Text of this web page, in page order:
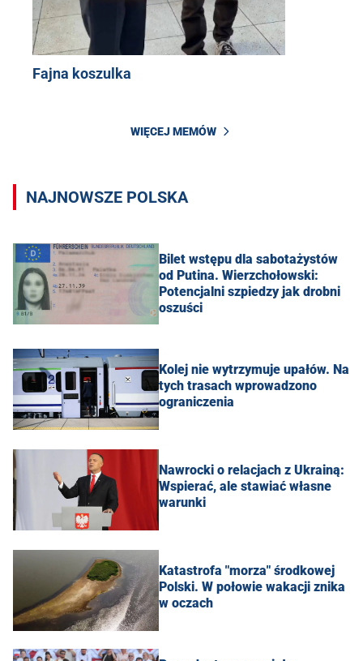
Fajna koszulka
WIĘCEJ MEMÓW
NAJNOWSZE POLSKA
Bilet wstępu dla sabotażystów
od Putina. Wierzchołowski:
Potencjalni szpiedzy jak drobni
oszuści
Kolej nie wytrzymuje upałów. Na
tych trasach wprowadzono
ograniczenia
Nawrocki o relacjach z Ukrainą:
Wspierać, ale stawiać własne
warunki
Katastrofa "morza" środkowej
Polski. W połowie wakacji znika
w oczach